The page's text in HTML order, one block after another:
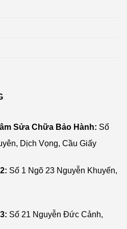
vất vả cho việc vệ sinh chổi.
lắp mà không cần dùng tới
chứa bụi kiểu mới
Sửa Chữa Bảo Hành: Số
Dịch Vọng, Cầu Giấy
Số 1 Ngõ 23 Nguyễn Khuyến,
Số 21 Nguyễn Đức Cảnh,